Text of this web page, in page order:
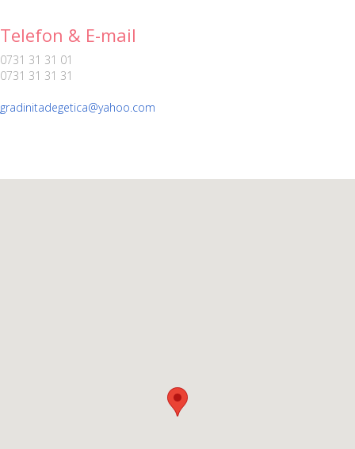
Telefon & E-mail
0731 31 31 01
0731 31 31 31
gradinitadegetica@yahoo.com